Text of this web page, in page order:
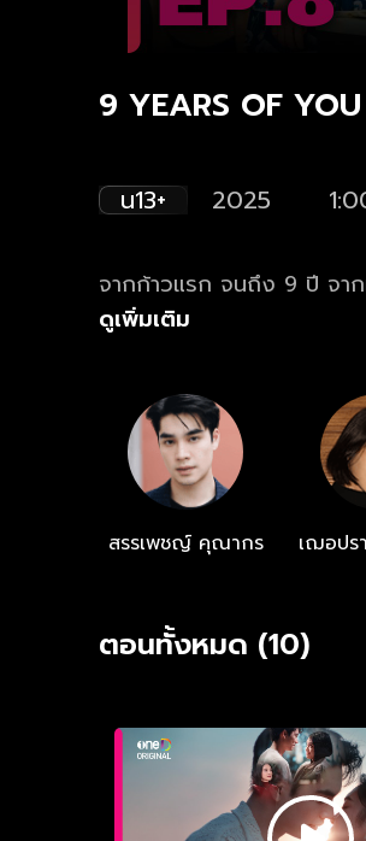
9 YEARS OF
น13+ 2025
จากก้าวแรก จนถึง 9 ปี จาก
ดูเพิ่มเติม
สรรเพชญ์ คุณากร เฌอปร
ตอนทั้งหมด (10)